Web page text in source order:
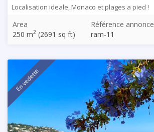
Localisation ideale, Monaco et plages a pied !
Area
250 m2 (2691 sq ft)
Référence annonce
ram-11
En vedette